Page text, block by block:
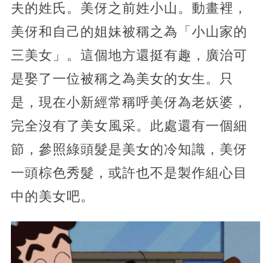
夫的姓氏。美伢之前姓小山。動畫裡，
美伢和自己的姐妹被稱之為「小山家的
三美女」。這個地方還挺有趣，廣治可
是娶了一位被稱之為美女的女生。只
是，現在小新經常稱呼美伢為老妖婆，
完全沒有了美女風采。此處還有一個細
節，參照綠頭髮是美女的冷知識，美伢
一頭棕色秀髮，或許也不是製作組心目
中的美女吧。